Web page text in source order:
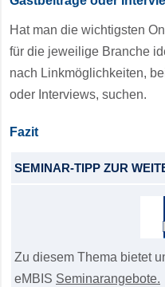
Hat man die wichtigsten
für die jeweilige Branche
nach Linkmöglichkeiten,
oder Interviews, suchen.
Fazit
SEMINAR-TIPP ZUR
Zu diesem Thema bietet
eMBIS Seminarangebote.